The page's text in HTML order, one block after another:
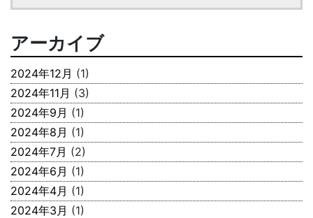
アーカイブ
2024年12月 (1)
2024年11月 (3)
2024年9月 (1)
2024年8月 (1)
2024年7月 (2)
2024年6月 (1)
2024年4月 (1)
2024年3月 (1)